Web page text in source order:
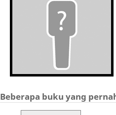
Beberapa buku yang